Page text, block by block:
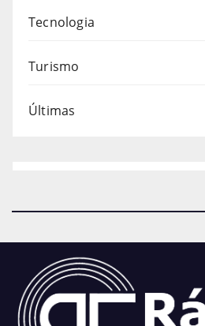
Tecnologia
Turismo
Últimas